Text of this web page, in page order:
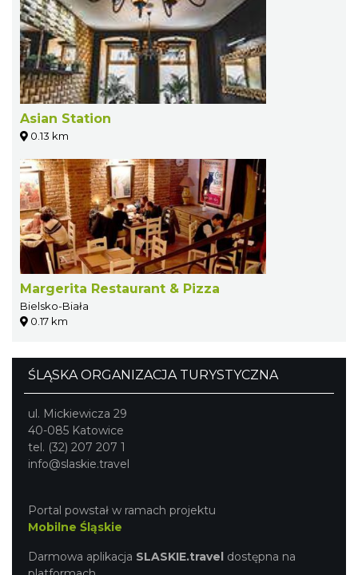
Asian Station
0.13 km
Margerita Restaurant & Pizza
Bielsko-Biała
0.17 km
ŚLĄSKA ORGANIZACJA TURYSTYCZNA
ul. Mickiewicza 29
40-085 Katowice
tel. (32) 207 207 1
info@slaskie.travel
Portal powstał w ramach projektu
Mobilne Śląskie
Darmowa aplikacja SLASKIE.travel dostępna na